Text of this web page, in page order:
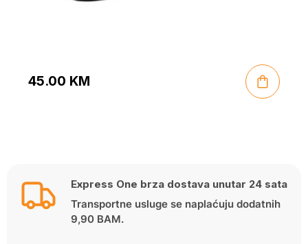
45.00 KM
Express One brza dostava unutar 24 sata
Transportne usluge se naplaćuju dodatnih
9,90 BAM.